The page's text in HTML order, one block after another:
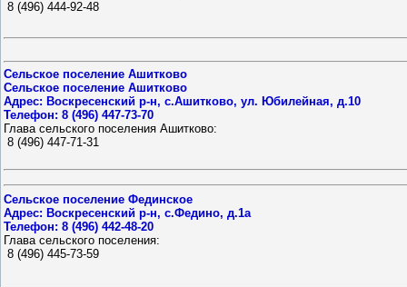
8 (496) 444-92-48
Сельское поселение Ашитково
Сельское поселение Ашитково
Адрес: Воскресенский р-н, с.Ашитково, ул. Юбилейная, д.10
Телефон: 8 (496) 447-73-70
Глава сельского поселения Ашитково:
8 (496) 447-71-31
Сельское поселение Фединское
Адрес: Воскресенский р-н, с.Федино, д.1а
Телефон: 8 (496) 442-48-20
Глава сельского поселения:
8 (496) 445-73-59